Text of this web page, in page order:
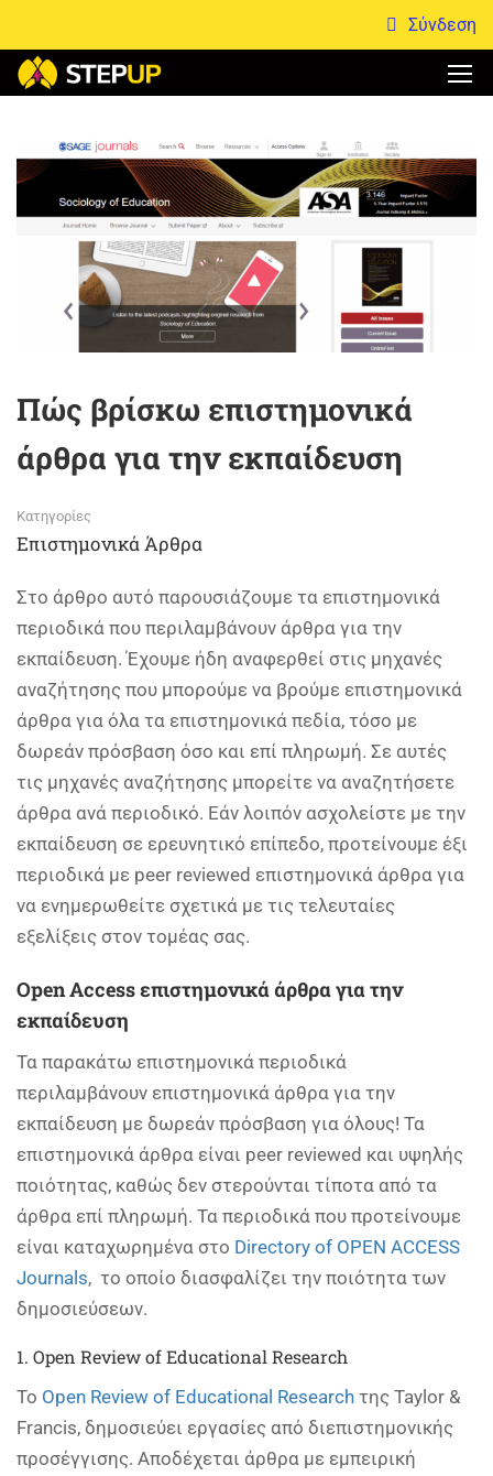
Σύνδεση
Πώς βρίσκω επιστημονικά
άρθρα για την εκπαίδευση
Κατηγορίες
Επιστημονικά Άρθρα
Στο άρθρο αυτό παρουσιάζουμε τα επιστημονικά
περιοδικά που περιλαμβάνουν άρθρα για την
εκπαίδευση. Έχουμε ήδη αναφερθεί στις μηχανές
αναζήτησης που μπορούμε να βρούμε επιστημονικά
άρθρα για όλα τα επιστημονικά πεδία, τόσο με
δωρεάν πρόσβαση όσο και επί πληρωμή. Σε αυτές
τις μηχανές αναζήτησης μπορείτε να αναζητήσετε
άρθρα ανά περιοδικό. Εάν λοιπόν ασχολείστε με την
εκπαίδευση σε ερευνητικό επίπεδο, προτείνουμε έξι
περιοδικά με peer reviewed επιστημονικά άρθρα για
να ενημερωθείτε σχετικά με τις τελευταίες
εξελίξεις στον τομέας σας.
Open Access επιστημονικά άρθρα για την
εκπαίδευση
Τα παρακάτω επιστημονικά περιοδικά
περιλαμβάνουν επιστημονικά άρθρα για την
εκπαίδευση με δωρεάν πρόσβαση για όλους! Τα
επιστημονικά άρθρα είναι peer reviewed και υψηλής
ποιότητας, καθώς δεν στερούνται τίποτα από τα
άρθρα επί πληρωμή. Τα περιοδικά που προτείνουμε
είναι καταχωρημένα στο Directory of OPEN ACCESS
Journals, το οποίο διασφαλίζει την ποιότητα των
δημοσιεύσεων.
1. Open Review of Educational Research
Το Open Review of Educational Research της Taylor &
Francis, δημοσιεύει εργασίες από διεπιστημονικής
προσέγγισης. Αποδέχεται άρθρα με εμπειρική